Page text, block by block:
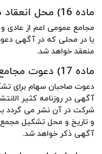
ماده 16) محل انعقاد مجامع عمومی
مجامع عمومی اعم از عادی
یا در محلی که در آگهی
منعقد خواهد شد.
ماده 17) دعوت مجامع عمومی
دعوت صاحبان سهام برای
آگهی در روزنامه کثیر
شرکت در آن نشر می گردد
و تاریخ و محل تشکیل
آگهی ذکر خواهد شد.